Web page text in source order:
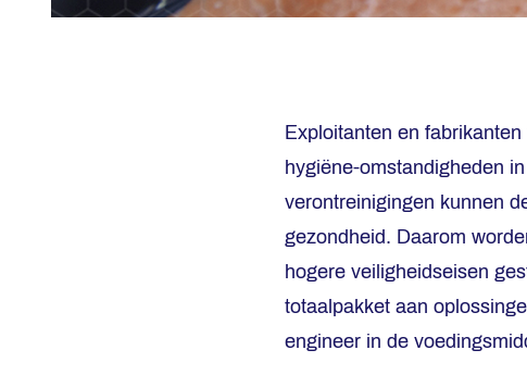
Exploitanten en
hygiëne-omstandigheden
verontreinigingen kunnen
gezondheid. Daarom
hogere veiligheidseisen
totaalpakket aan
engineer in de